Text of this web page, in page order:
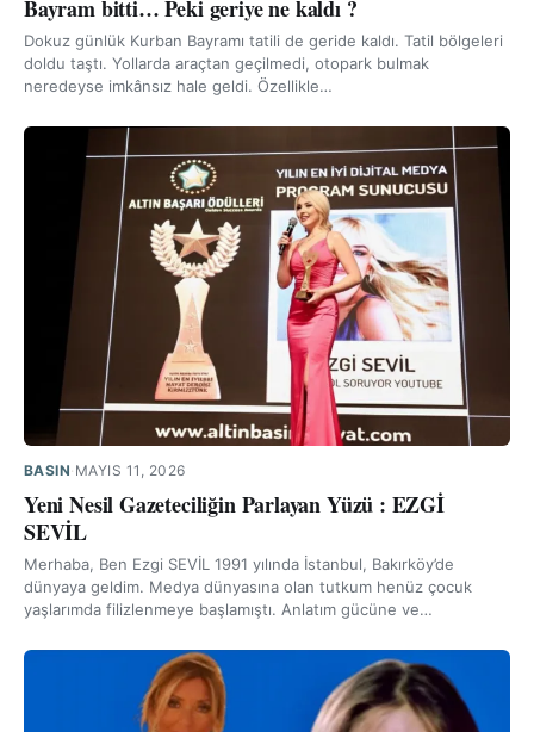
Bayram bitti… Peki geriye ne kaldı ?
Dokuz günlük Kurban Bayramı tatili de geride kaldı. Tatil bölgeleri
doldu taştı. Yollarda araçtan geçilmedi, otopark bulmak
neredeyse imkânsız hale geldi. Özellikle…
BASIN· MAYIS 11, 2026
Yeni Nesil Gazeteciliğin Parlayan Yüzü : EZGİ
SEVİL
Merhaba, Ben Ezgi SEVİL 1991 yılında İstanbul, Bakırköy’de
dünyaya geldim. Medya dünyasına olan tutkum henüz çocuk
yaşlarımda filizlenmeye başlamıştı. Anlatım gücüne ve…